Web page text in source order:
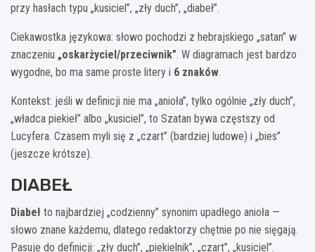
przy hasłach typu „kusiciel”, „zły duch”, „diabeł”.
Ciekawostka językowa: słowo pochodzi z hebrajskiego „satan” w
znaczeniu „oskarżyciel/przeciwnik”. W diagramach jest bardzo
wygodne, bo ma same proste litery i 6 znaków.
Kontekst: jeśli w definicji nie ma „anioła”, tylko ogólnie „zły duch”,
„władca piekieł” albo „kusiciel”, to Szatan bywa częstszy od
Lucyfera. Czasem myli się z „czart” (bardziej ludowe) i „bies”
(jeszcze krótsze).
DIABEŁ
Diabeł to najbardziej „codzienny” synonim upadłego anioła —
słowo znane każdemu, dlatego redaktorzy chętnie po nie sięgają.
Pasuje do definicji: „zły duch”, „piekielnik”, „czart”, „kusiciel”.